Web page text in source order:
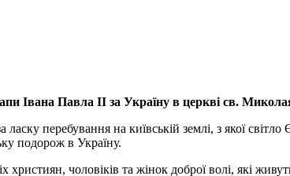
Івана Павла ІІ за Україну в церкві св.
перебування на київській землі, з якої
подорож в Україну.
чоловіків та жінок доброї волі, які